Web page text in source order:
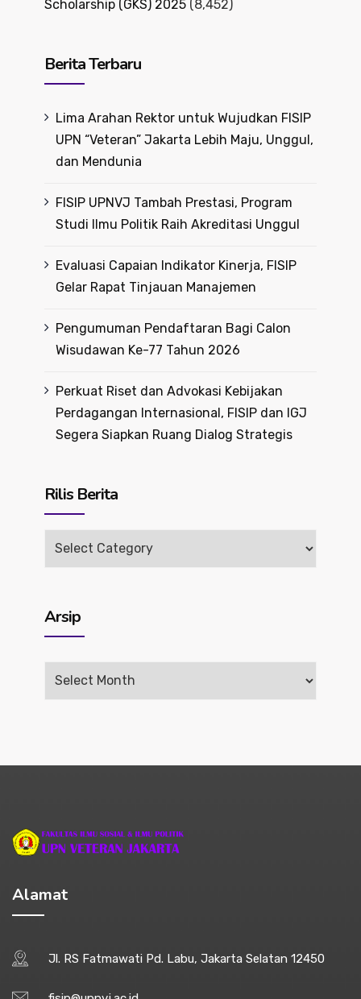
Scholarship (GKS) 2025 (8,452)
Berita Terbaru
Lima Arahan Rektor untuk Wujudkan FISIP
UPN “Veteran” Jakarta Lebih Maju, Unggul,
dan Mendunia
FISIP UPNVJ Tambah Prestasi, Program
Studi Ilmu Politik Raih Akreditasi Unggul
Evaluasi Capaian Indikator Kinerja, FISIP
Gelar Rapat Tinjauan Manajemen
Pengumuman Pendaftaran Bagi Calon
Wisudawan Ke-77 Tahun 2026
Perkuat Riset dan Advokasi Kebijakan
Perdagangan Internasional, FISIP dan IGJ
Segera Siapkan Ruang Dialog Strategis
Rilis Berita
Rilis
Arsip
Arsip
Alamat
Jl. RS Fatmawati Pd. Labu, Jakarta Selatan 12450